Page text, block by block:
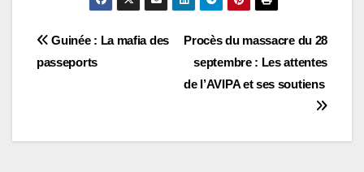
Navigation
de
Procès du massacre du 28
septembre : Les attentes
de l’AVIPA et ses soutiens
Guinée : La mafia des
passeports